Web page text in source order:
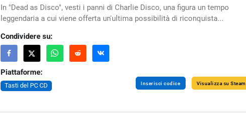
In "Dead as Disco", vesti i panni di Charlie Disco, una figura un tempo
leggendaria a cui viene offerta un'ultima possibilità di riconquista...
Condividere su:
Piattaforme:
Tasti del PC CD Inserisci codice Visualizza su Steam